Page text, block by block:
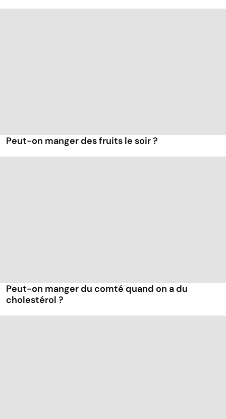
Peut-on manger des fruits le soir ?
Peut-on manger du comté quand on a du
cholestérol ?